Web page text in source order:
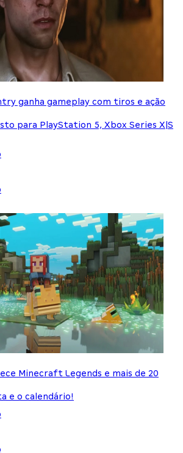
ganha gameplay com tiros e ação
para PlayStation 5, Xbox Series X|S
Minecraft Legends e mais de 20
e o calendário!